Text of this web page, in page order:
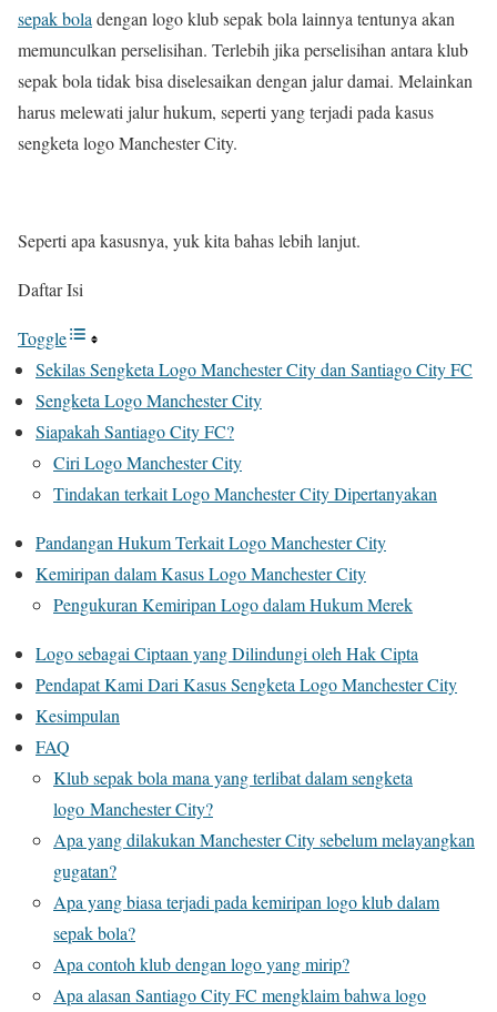
sepak bola dengan logo klub sepak bola lainnya tentunya akan
memunculkan perselisihan. Terlebih jika perselisihan antara klub
sepak bola tidak bisa diselesaikan dengan jalur damai. Melainkan
harus melewati jalur hukum, seperti yang terjadi pada kasus
sengketa logo Manchester City.
Seperti apa kasusnya, yuk kita bahas lebih lanjut.
Daftar Isi
Toggle
Sekilas Sengketa Logo Manchester City dan Santiago City FC
Sengketa Logo Manchester City
Siapakah Santiago City FC?
Ciri Logo Manchester City
Tindakan terkait Logo Manchester City Dipertanyakan
Pandangan Hukum Terkait Logo Manchester City
Kemiripan dalam Kasus Logo Manchester City
Pengukuran Kemiripan Logo dalam Hukum Merek
Logo sebagai Ciptaan yang Dilindungi oleh Hak Cipta
Pendapat Kami Dari Kasus Sengketa Logo Manchester City
Kesimpulan
FAQ
Klub sepak bola mana yang terlibat dalam sengketa
logo Manchester City?
Apa yang dilakukan Manchester City sebelum melayangkan
gugatan?
Apa yang biasa terjadi pada kemiripan logo klub dalam
sepak bola?
Apa contoh klub dengan logo yang mirip?
Apa alasan Santiago City FC mengklaim bahwa logo